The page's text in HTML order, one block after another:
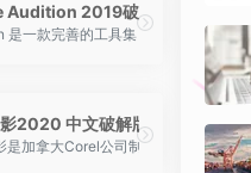
他软件其性能更加卓越。 密码：zs0w
从各大音乐网站、视频平台及音乐
Audition 2019破解版
是一款完善的工具集，其中包含用于
作。目前这款软件广泛应用于广告
调色、视觉特效和音频后期制作融
2020 中文破解版
是加拿大Corel公司制作的一款功能